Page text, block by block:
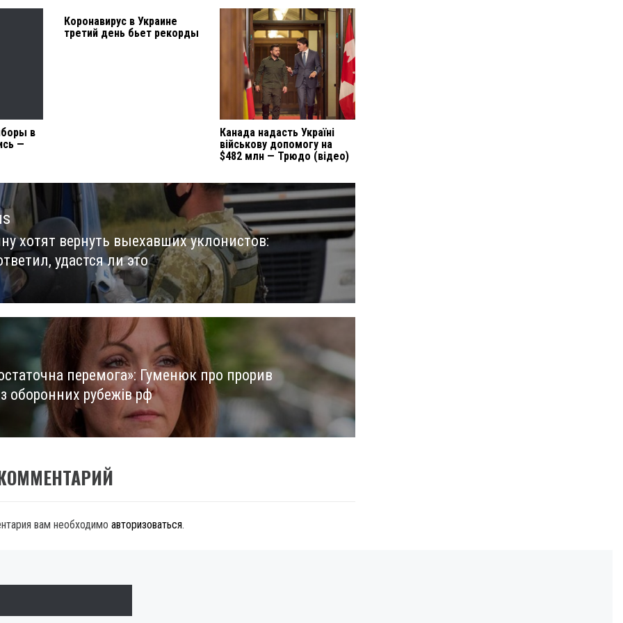
в
—
Коронавирус в Украине
третий день бьет рекорды
Канада надасть Україні
військову допомогу на
$482 млн — Трюдо (відео)
хотят вернуть выехавших уклонистов:
удастся ли это
перемога»: Гуменюк про прорив
оборонних рубежів рф
вам необходимо авторизоваться.